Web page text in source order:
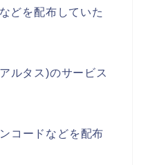
どを配布していた
ルタス)のサービス
コードなどを配布